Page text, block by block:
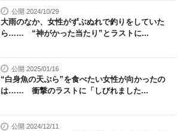
公開 2024/10/29
大雨のなか、女性がずぶぬれで釣りをしていた
ら…… “神がかった当たり”とラストに...
公開 2025/01/16
“白身魚の天ぷら”を食べたい女性が向かったの
は…… 衝撃のラストに「しびれました...
公開 2024/12/11